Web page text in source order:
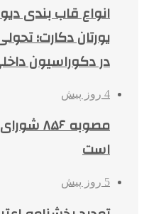
انواع قاب بندی
یورتان دکارت؛
در دکوراسیون
4 روز پیش
مصوبه
است
5 روز پیش